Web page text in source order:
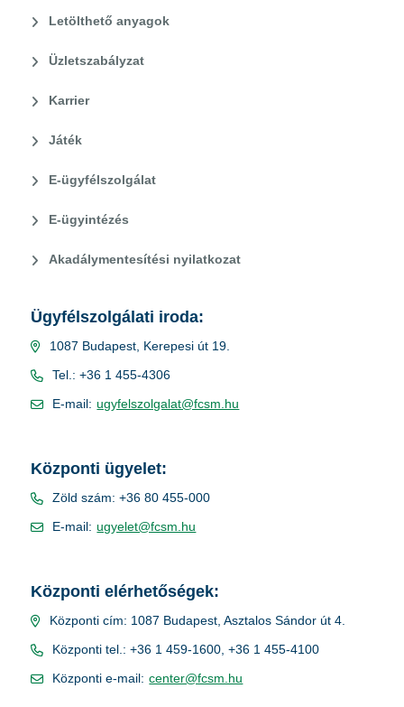
Letölthető anyagok
Üzletszabályzat
Karrier
Játék
E-ügyfélszolgálat
E-ügyintézés
Akadálymentesítési nyilatkozat
Ügyfélszolgálati iroda:
1087 Budapest, Kerepesi út 19.
Tel.: +36 1 455-4306
E-mail: ugyfelszolgalat@fcsm.hu
Központi ügyelet:
Zöld szám: +36 80 455-000
E-mail: ugyelet@fcsm.hu
Központi elérhetőségek:
Központi cím: 1087 Budapest, Asztalos Sándor út 4.
Központi tel.: +36 1 459-1600, +36 1 455-4100
Központi e-mail: center@fcsm.hu